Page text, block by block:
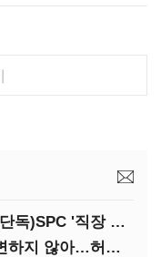
(SPC 노조탄압 공판 100회)⑨(단독)SPC '직장 갑질' 도 넘었다…'성희롱·돈 갈취' 묵인
임종린 "SPC그룹 '노조 탄압' 변하지 않아…허영인 회장 '강력한 처벌' 필요"